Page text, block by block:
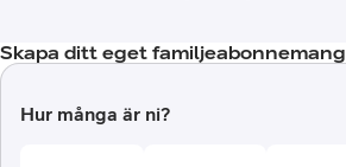
Skapa ditt eget familjeabonnemang
Hur många är ni?